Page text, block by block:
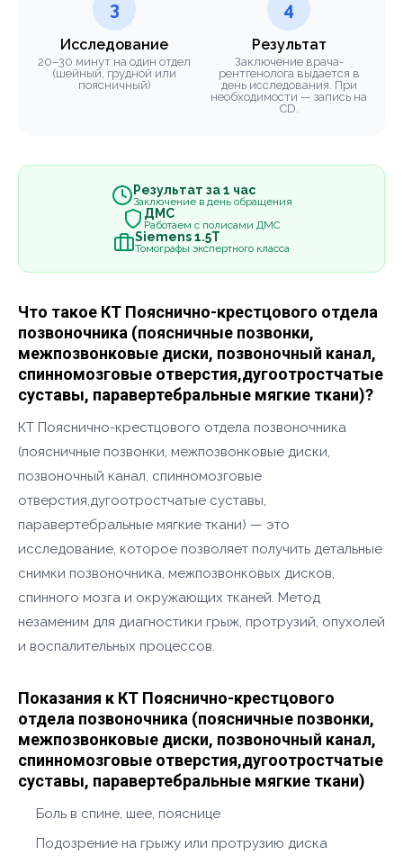
3
Исследование
20–30 минут на один отдел
(шейный, грудной или
поясничный)
4
Результат
Заключение врача-
рентгенолога выдается в
день исследования. При
необходимости — запись на
CD.
Результат за 1 час
Заключение в день обращения
ДМС
Работаем с полисами ДМС
Siemens 1.5Т
Томографы экспертного класса
Что такое КТ Пояснично-крестцового отдела
позвоночника (поясничные позвонки,
межпозвонковые диски, позвоночный канал,
спинномозговые отверстия,дугоотростчатые
суставы, паравертебральные мягкие ткани)?
КТ Пояснично-крестцового отдела позвоночника
(поясничные позвонки, межпозвонковые диски,
позвоночный канал, спинномозговые
отверстия,дугоотростчатые суставы,
паравертебральные мягкие ткани) — это
исследование, которое позволяет получить детальные
снимки позвоночника, межпозвонковых дисков,
спинного мозга и окружающих тканей. Метод
незаменим для диагностики грыж, протрузий, опухолей
и воспалительных процессов.
Показания к КТ Пояснично-крестцового
отдела позвоночника (поясничные позвонки,
межпозвонковые диски, позвоночный канал,
спинномозговые отверстия,дугоотростчатые
суставы, паравертебральные мягкие ткани)
Боль в спине, шее, пояснице
Подозрение на грыжу или протрузию диска